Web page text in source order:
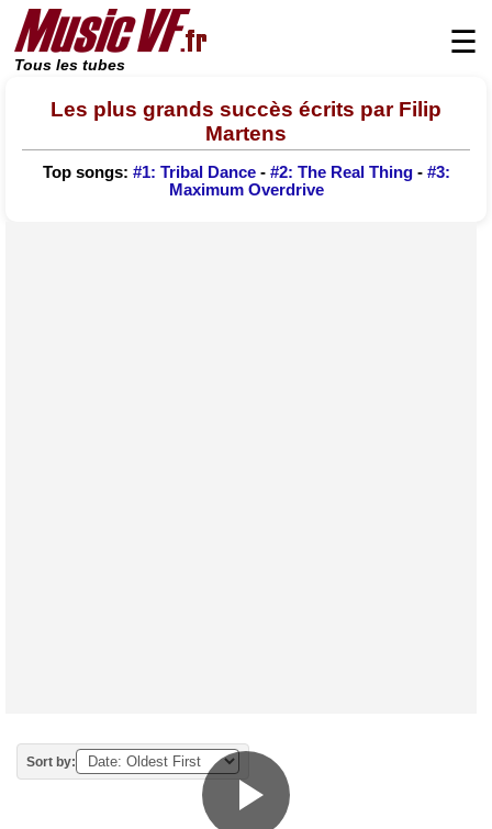
Tous les tubes
☰
Les plus grands succès écrits par Filip
Martens
Top songs: #1: Tribal Dance- #2: The Real Thing- #3:
Maximum Overdrive
Sort by: